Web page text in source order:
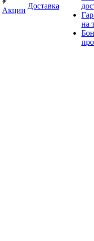
Акции
Доставка
на